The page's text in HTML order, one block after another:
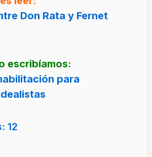
Don Rata y Fernet
escribíamos:
para
12